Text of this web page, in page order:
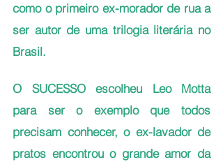
como o primeiro ex-morador de rua a
ser autor de uma trilogia literária no
Brasil.
O SUCESSO escolheu Leo Motta
para ser o exemplo que todos
precisam conhecer, o ex-lavador de
pratos encontrou o grande amor da